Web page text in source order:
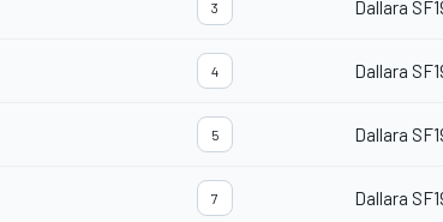
3 Dallara
4 Dallara
5 Dallara
7 Dallara